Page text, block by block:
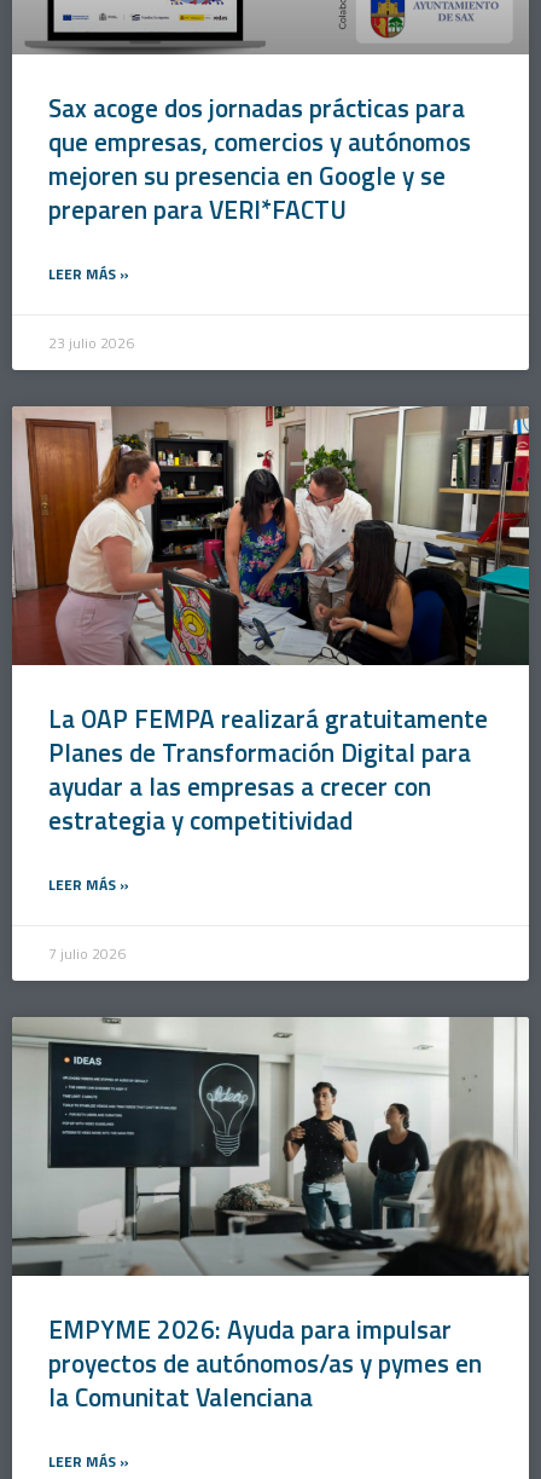
Sax acoge dos jornadas prácticas para
que empresas, comercios y autónomos
mejoren su presencia en Google y se
preparen para VERI*FACTU
LEER MÁS »
23 julio 2026
La OAP FEMPA realizará gratuitamente
Planes de Transformación Digital para
ayudar a las empresas a crecer con
estrategia y competitividad
LEER MÁS »
7 julio 2026
EMPYME 2026: Ayuda para impulsar
proyectos de autónomos/as y pymes en
la Comunitat Valenciana
LEER MÁS »